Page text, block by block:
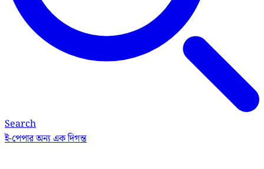
Search
ই-পেপারঅন্য এক দিগন্ত